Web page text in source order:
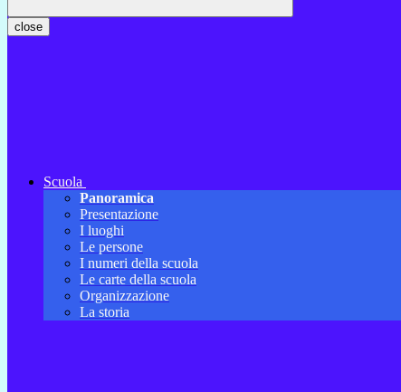
close
Scuola
Panoramica
Presentazione
I luoghi
Le persone
I numeri della scuola
Le carte della scuola
Organizzazione
La storia